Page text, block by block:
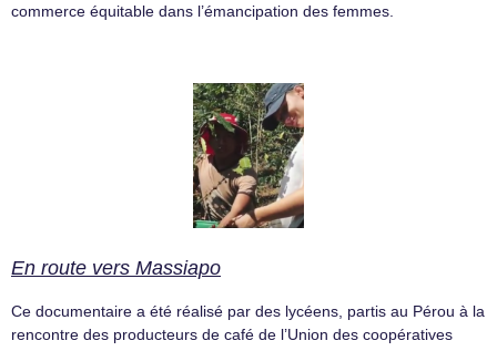
commerce équitable dans l’émancipation des femmes.
En route vers Massiapo
Ce documentaire a été réalisé par des lycéens, partis au Pérou à la
rencontre des producteurs de café de l’Union des coopératives